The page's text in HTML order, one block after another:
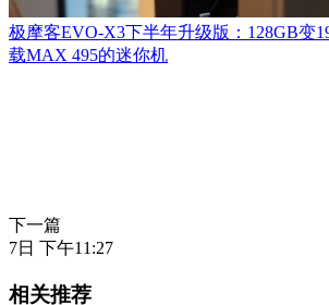
极摩客EVO-X3下半年升级版：128GB变
载MAX 495的迷你机
下一篇
7日 下午11:27
相关推荐